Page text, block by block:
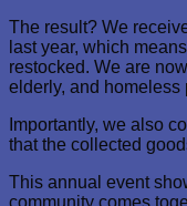
The result? We
last year, which
restocked. We are
elderly, and
Importantly, we also
that the collected
This annual event
community comes